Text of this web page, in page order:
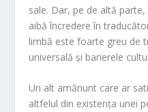
sale. Dar, pe de altă
aibă încredere în
limbă este foarte greu de
universală și barierele
Un alt amănunt care ar
altfelul din existența unei